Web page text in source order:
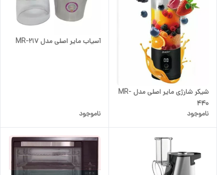
شیکر شارژی مایر اصلی مدل MR-
440
ناموجود
آسیاب مایر اصلی مدل MR-217
ناموجود